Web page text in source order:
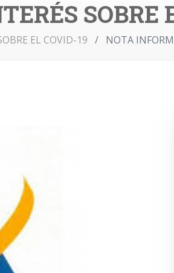
SOBRE
EL COVID-19 NOTA